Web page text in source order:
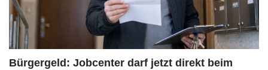
Bürgergeld: Jobcenter darf jetzt direkt beim